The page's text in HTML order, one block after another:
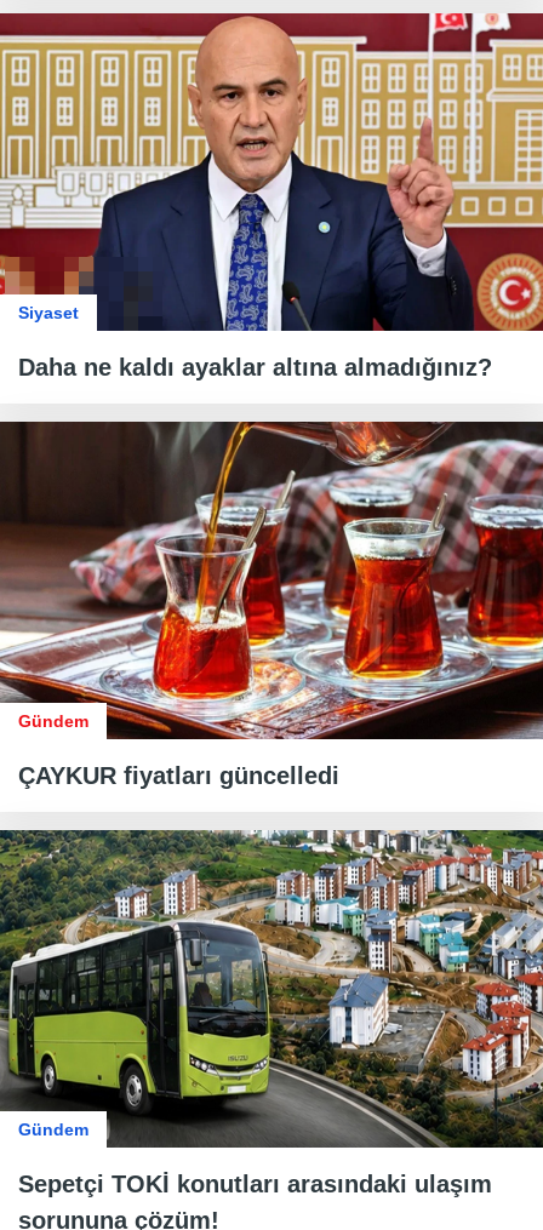
Siyaset
Daha ne kaldı ayaklar altına almadığınız?
Gündem
ÇAYKUR fiyatları güncelledi
Gündem
Sepetçi TOKİ konutları arasındaki ulaşım
sorununa çözüm!